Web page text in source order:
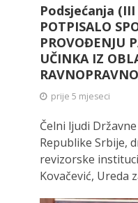
Podsjećanja (III
POTPISALO
PROVOĐENJU
UČINKA IZ
prije 5 mjeseci
Čelni ljudi
Republike Srbije,
revizorske
Kovačević, Ureda